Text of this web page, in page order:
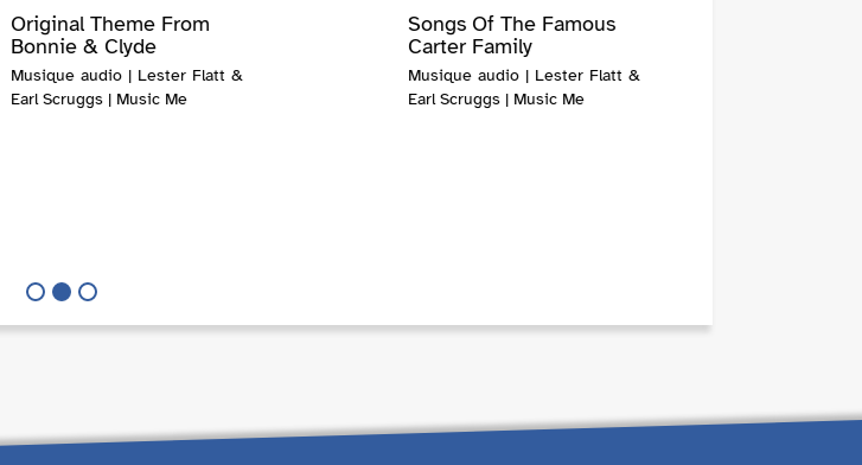
Original Theme From
Bonnie & Clyde
Musique audio | Lester Flatt &
Earl Scruggs | Music Me
Songs Of The Famous
Carter Family
Musique audio | Lester Flatt &
Earl Scruggs | Music Me